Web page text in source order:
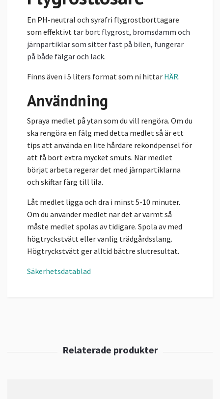
En PH-neutral och syrafri flygrostborttagare
som effektivt tar bort flygrost, bromsdamm och
järnpartiklar som sitter fast på bilen, fungerar
på både fälgar och lack.
Finns även i 5 liters format som ni hittar HÄR.
Användning
Spraya medlet på ytan som du vill rengöra. Om du
ska rengöra en fälg med detta medlet så är ett
tips att använda en lite hårdare rekondpensel för
att få bort extra mycket smuts. När medlet
börjat arbeta regerar det med järnpartiklarna
och skiftar färg till lila.
Låt medlet ligga och dra i minst 5-10 minuter.
Om du använder medlet när det är varmt så
måste medlet spolas av tidigare. Spola av med
högtryckstvätt eller vanlig trädgårdsslang.
Högtryckstvätt ger alltid bättre slutresultat.
Säkerhetsdatablad